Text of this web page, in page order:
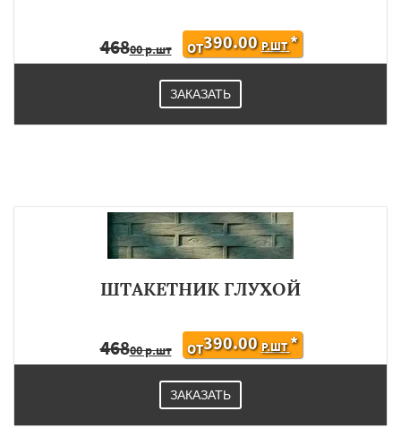
46800 р.шт ОТ390.00 Р.ШТ*
ЗАКАЗАТЬ
ШТАКЕТНИК ГЛУХОЙ
46800 р.шт ОТ390.00 Р.ШТ*
ЗАКАЗАТЬ